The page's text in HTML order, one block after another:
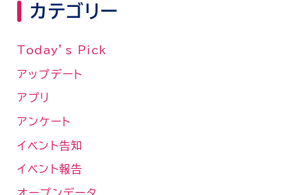
カテゴリー
Today’s Pick
アップデート
アプリ
アンケート
イベント告知
イベント報告